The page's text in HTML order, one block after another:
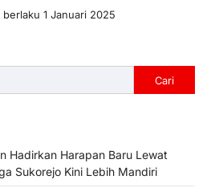
1 Januari 2025
Cari
Hadirkan Harapan Baru Lewat
Sukorejo Kini Lebih Mandiri